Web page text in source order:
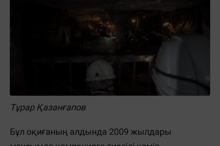
Тұрар Қазанғапов
Бұл оқиғаның алдында 2009 жылдары